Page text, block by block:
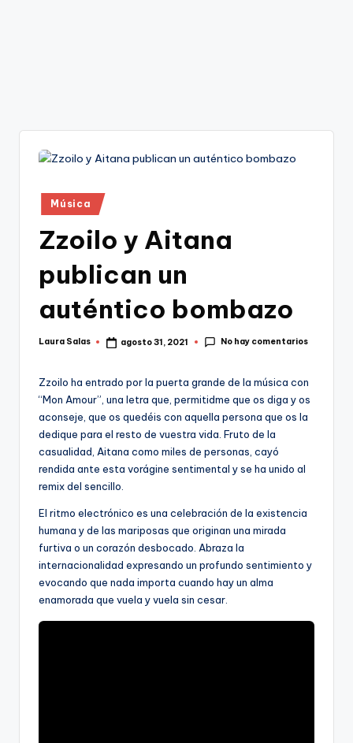
Publicado
en
Música
Zzoilo y Aitana
publican un
auténtico bombazo
Publicado
Laura Salas agosto 31, 2021 No hay comentarios
Zzoilo ha entrado por la puerta grande de la música con
“Mon Amour”, una letra que, permitidme que os diga y os
aconseje, que os quedéis con aquella persona que os la
dedique para el resto de vuestra vida. Fruto de la
casualidad, Aitana como miles de personas, cayó
rendida ante esta vorágine sentimental y se ha unido al
remix del sencillo.
El ritmo electrónico es una celebración de la existencia
humana y de las mariposas que originan una mirada
furtiva o un corazón desbocado. Abraza la
internacionalidad expresando un profundo sentimiento y
evocando que nada importa cuando hay un alma
enamorada que vuela y vuela sin cesar.